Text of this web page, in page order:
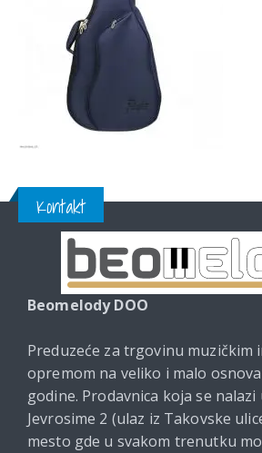
Kontakt
Beomelody DOO
Preduzeće za trgovinu muzičkim
opremom na veliko i malo
godine. Prodavnica koja se nalazi
Jevrosime 2 (ulaz iz Takovske
mesto gde u svakom trenutku